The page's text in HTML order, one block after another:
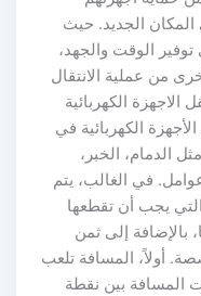
الجديد. حيث
الوقت والجهد،
من عملية الانتقال
الكهربائية
الكهربائية في
الخبر،
في الغالب، يتم
يجب أن تقطعها
إلى ثمن
أولاً، المسافة تلعب
المسافة بين نقطة